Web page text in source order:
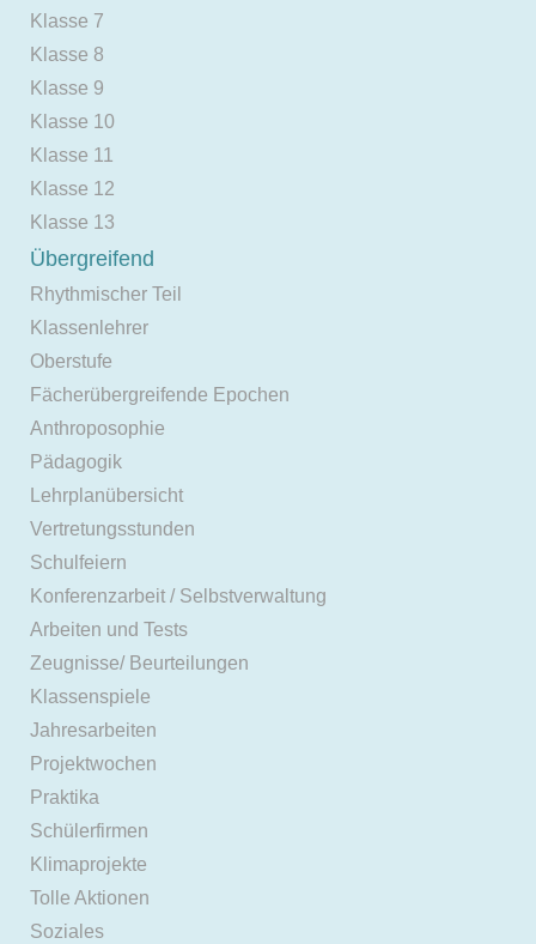
Klasse 7
Klasse 8
Klasse 9
Klasse 10
Klasse 11
Klasse 12
Klasse 13
Übergreifend
Rhythmischer Teil
Klassenlehrer
Oberstufe
Fächerübergreifende Epochen
Anthroposophie
Pädagogik
Lehrplanübersicht
Vertretungsstunden
Schulfeiern
Konferenzarbeit / Selbstverwaltung
Arbeiten und Tests
Zeugnisse/ Beurteilungen
Klassenspiele
Jahresarbeiten
Projektwochen
Praktika
Schülerfirmen
Klimaprojekte
Tolle Aktionen
Soziales